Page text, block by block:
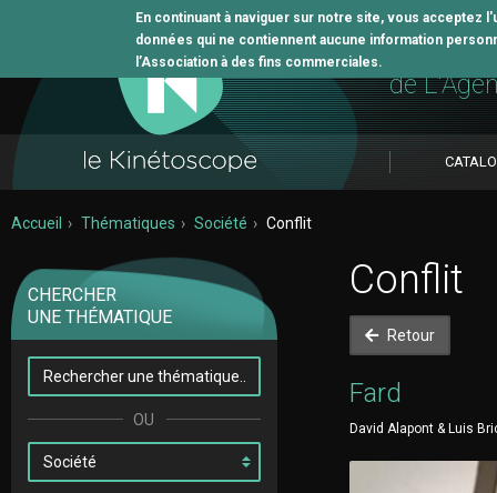
En continuant à naviguer sur notre site, vous
données qui ne contiennent aucune information
l’Association à des fins commerciales. L'outil
de
Accueil Thématiques Société Conflit
CHERCHER
UNE THÉMATIQUE
Conflit
Retour
Fard
David Alapont & Luis